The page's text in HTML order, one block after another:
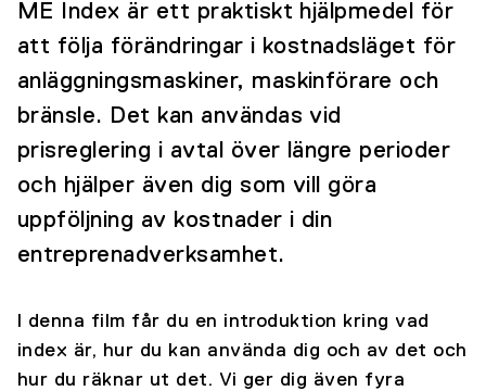
ME Index är ett praktiskt hjälpmedel för
att följa förändringar i kostnadsläget för
anläggningsmaskiner, maskinförare och
bränsle. Det kan användas vid
prisreglering i avtal över längre perioder
och hjälper även dig som vill göra
uppföljning av kostnader i din
entreprenadverksamhet.
I denna film får du en introduktion kring vad
index är, hur du kan använda dig och av det och
hur du räknar ut det. Vi ger dig även fyra